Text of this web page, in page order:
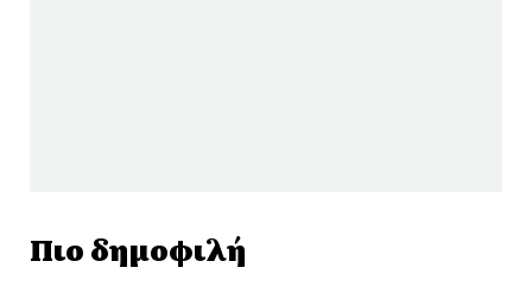
Πιο δημοφιλή